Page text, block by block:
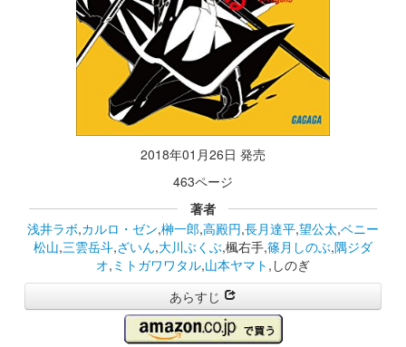
2018年01月26日 発売
463ページ
著者
浅井ラボ,カルロ・ゼン,榊一郎,高殿円,長月達平,望公太,ベニー
松山,三雲岳斗,ざいん,大川ぶくぶ,楓右手,篠月しのぶ,隅ジダ
オ, ミトガワワタル,山本ヤマト ,しのぎ
あらすじ